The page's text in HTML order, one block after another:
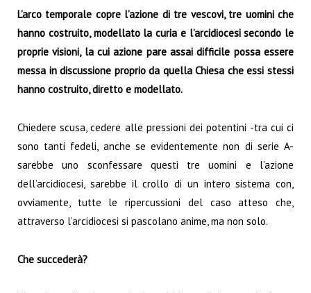
L’arco temporale copre l’azione di tre vescovi, tre uomini che
hanno costruito, modellato la curia e l’arcidiocesi secondo le
proprie visioni, la cui azione pare assai difficile possa essere
messa in discussione proprio da quella Chiesa che essi stessi
hanno costruito, diretto e modellato.
Chiedere scusa, cedere alle pressioni dei potentini -tra cui ci
sono tanti fedeli, anche se evidentemente non di serie A-
sarebbe uno sconfessare questi tre uomini e l’azione
dell’arcidiocesi, sarebbe il crollo di un intero sistema con,
ovviamente, tutte le ripercussioni del caso atteso che,
attraverso l’arcidiocesi si pascolano anime, ma non solo.
Che succederà?